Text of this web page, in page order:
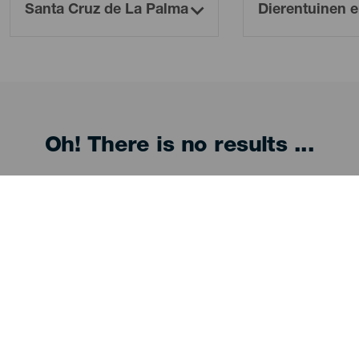
Oh! There is no results ...